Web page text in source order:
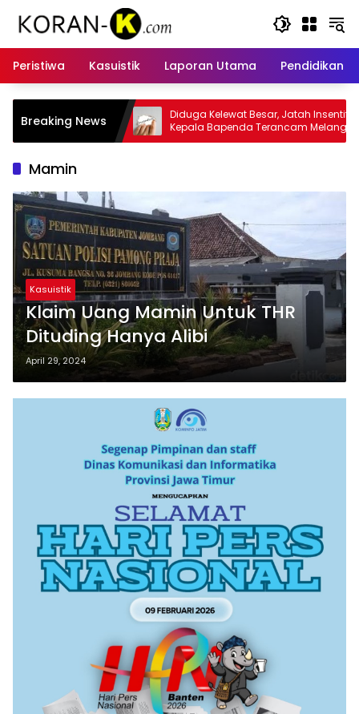
Peristiwa
Kasuistik Laporan Utama Pendidikan
Breaking News
Diduga Kelewat Besar, Jatah Insentif
Kepala Bapenda Terancam Melanggar
Hukum
Kasus Insentif
Tersangka
Mamin
Kasuistik
Klaim Uang Mamin Untuk THR
Dituding Hanya Alibi
April 29, 2024